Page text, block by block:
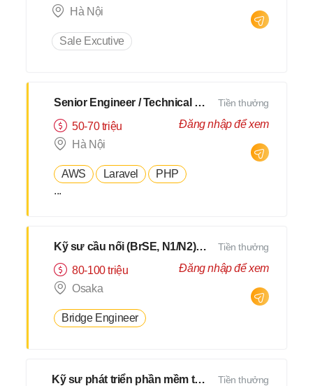
Hà Nội
Sale Excutive
Senior Engineer / Technical Leader - N2 Tiếng Nhật - Lương upto $3000
50-70 triệu
Hà Nội
AWS Laravel
PHP
...
Tiền thưởng
Đăng nhập để xem
Kỹ sư cầu nối (BrSE, N1/N2)_ 550-750Man
80-100 triệu
Osaka
Bridge Engineer
Tiền thưởng
Đăng nhập để xem
Kỹ sư phát triển phần mềm tại Tokyo
Tiền thưởng